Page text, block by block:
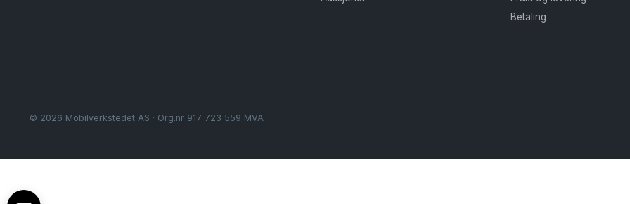
Betaling
© 2026 Mobilverkstedet AS · Org.nr 917 723 559 MVA